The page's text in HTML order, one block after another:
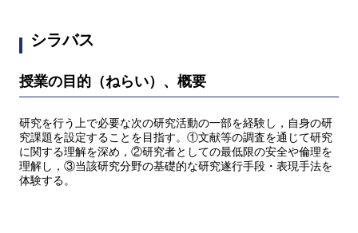
シラバス
授業の目的（ねらい）、概要
研究を行う上で必要な次の研究活動の一部を経験し，自身の研
究課題を設定することを目指す。①文献等の調査を通じて研究
に関する理解を深め，②研究者としての最低限の安全や倫理を
理解し，③当該研究分野の基礎的な研究遂行手段・表現手法を
体験する。